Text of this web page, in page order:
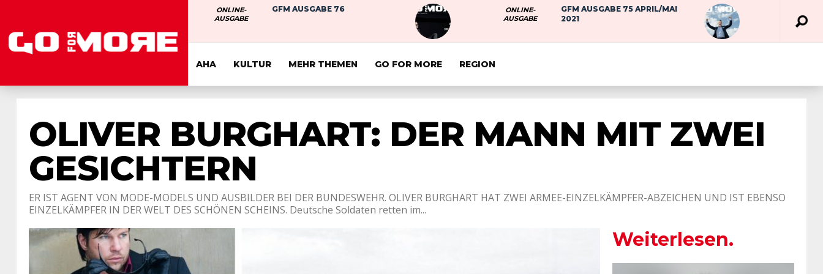
ONLINE-
AUSGABE
GFM AUSGABE 76
ONLINE-
AUSGABE
GFM AUSGABE 75 APRIL/MAI
2021
AHA KULTUR MEHR THEMEN GO FOR MORE REGION
OLIVER BURGHART: DER MANN MIT ZWEI
GESICHTERN
ER IST AGENT VON MODE-MODELS UND AUSBILDER BEI DER BUNDESWEHR. OLIVER BURGHART HAT ZWEI ARMEE-EINZELKÄMPFER-ABZEICHEN UND IST EBENSO
EINZELKÄMPFER IN DER WELT DES SCHÖNEN SCHEINS. Deutsche Soldaten retten im...
Weiterlesen.